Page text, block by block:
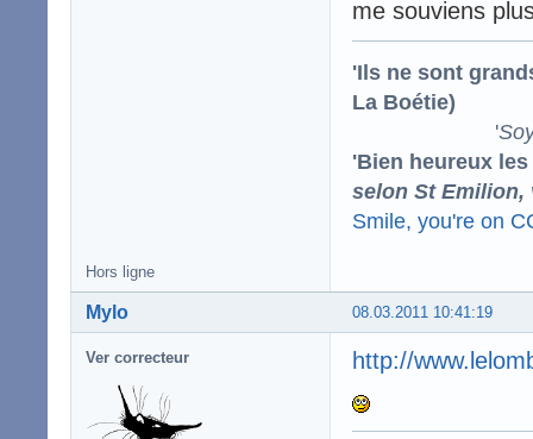
me souviens
'Ils ne sont
La Boétie)
'
'Bien heureux
selon St Emilion,
Smile, you're on
Hors ligne
08.03.2011 10:41:19
Mylo
Ver correcteur http://